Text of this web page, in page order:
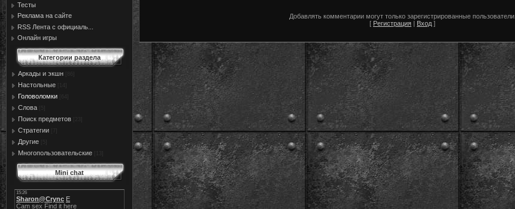
Тесты
Реклама на сайте
RSS Лента с официаль...
Онлайн игры
Категории раздела
Аркады и экшн
Настольные
Головоломки
Слова
Поиск предметов
Стратегии
Другие
Многопользовательские
Mini chat
Добавлять комментарии могут только зарегистрированные пользователи.
[ Регистрация Вход ]